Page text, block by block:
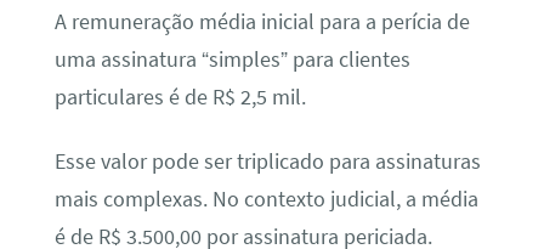
A remuneração média inicial para a perícia de
uma assinatura “simples” para clientes
particulares é de R$ 2,5 mil.
Esse valor pode ser triplicado para assinaturas
mais complexas. No contexto judicial, a média
é de R$ 3.500,00 por assinatura periciada.